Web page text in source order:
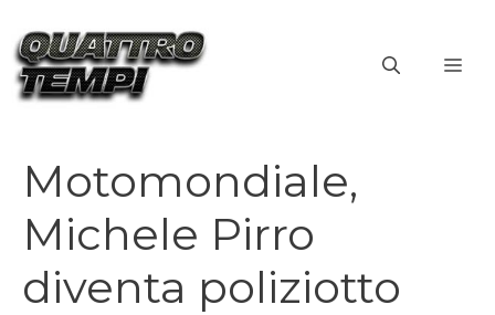
contenuto
Motomondiale,
Michele Pirro
diventa poliziotto